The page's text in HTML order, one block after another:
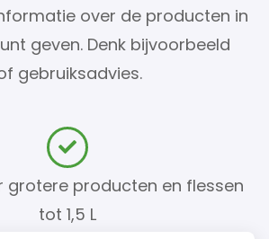
over de producten in
geven. Denk bijvoorbeeld
gebruiksadvies.
grotere producten en flessen
tot 1,5 L